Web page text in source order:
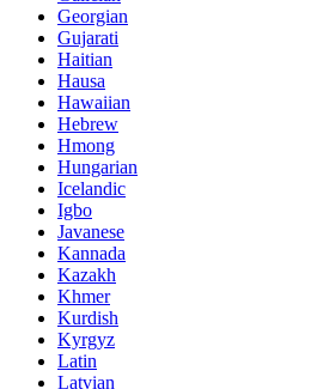
Georgian
Gujarati
Haitian
Hausa
Hawaiian
Hebrew
Hmong
Hungarian
Icelandic
Igbo
Javanese
Kannada
Kazakh
Khmer
Kurdish
Kyrgyz
Latin
Latvian